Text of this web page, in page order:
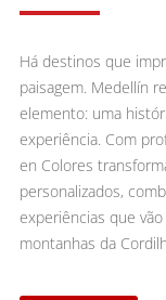
Há destinos que
paisagem. Medellín
elemento: uma
experiência. Com
en Colores
personalizados,
experiências que
montanhas da